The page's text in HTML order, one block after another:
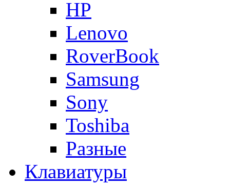
HP
Lenovo
RoverBook
Samsung
Sony
Toshiba
Разные
Клавиатуры